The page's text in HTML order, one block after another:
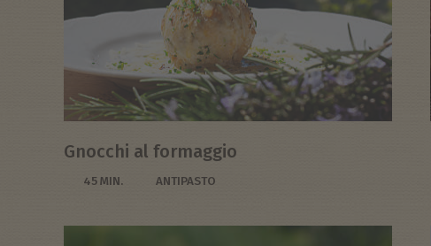
Gnocchi al formaggio
45 MIN. ANTIPASTO